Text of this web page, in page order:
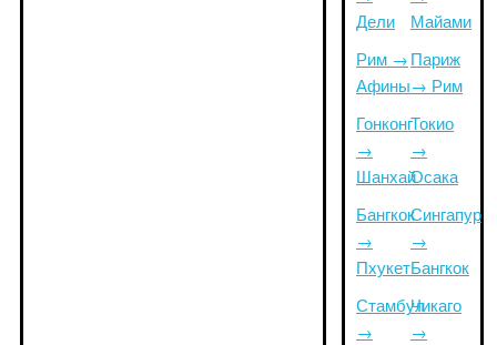
Дели
Рим →
Афины
Гонконг
→
Шанхай
Бангкок
→
Пхукет
Стамбул
→
Майами
Париж
→ Рим
Токио
→
Осака
Сингапур
→
Бангкок
Чикаго
→